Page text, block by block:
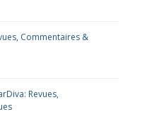
Commentaires &
Revues,